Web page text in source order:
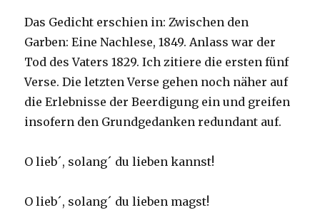
Das Gedicht erschien in: Zwischen den
Garben: Eine Nachlese, 1849. Anlass war der
Tod des Vaters 1829. Ich zitiere die ersten fünf
Verse. Die letzten Verse gehen noch näher auf
die Erlebnisse der Beerdigung ein und greifen
insofern den Grundgedanken redundant auf.
O lieb´, solang´ du lieben kannst!
O lieb´, solang´ du lieben magst!